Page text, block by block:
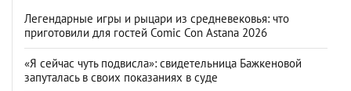
Легендарные игры и рыцари из средневековья: что
приготовили для гостей Comic Con Astana 2026
«Я сейчас чуть подвисла»: свидетельница Бажкеновой
запуталась в своих показаниях в суде